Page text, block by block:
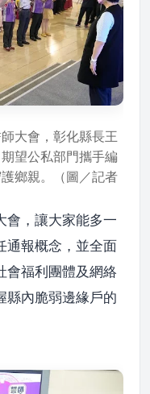
大會，彰化縣長王
望公私部門攜手編
鄉親。（圖／記者
會，讓大家能多一
通報概念，並全面
會福利團體及網絡
縣內脆弱邊緣戶的